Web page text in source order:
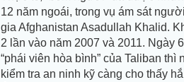
12 năm ngoái, trong vụ ám sát
gia Afghanistan Asadullah Khalid.
2 lần vào năm 2007 và 2011. Ngày
“phái viên hòa bình” của Taliban
kiểm tra an ninh kỹ càng cho thấy